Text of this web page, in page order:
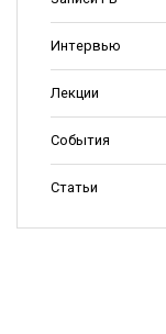
Интервью
Лекции
События
Статьи